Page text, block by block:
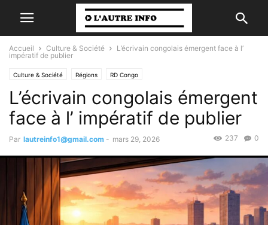
Accueil Culture & Société
L’écrivain congolais émergent face à l’
impératif de publier
Culture & Société Régions RD Congo
L’écrivain congolais émergent
face à l’ impératif de publier
Par lautreinfo1@gmail.com - mars 29, 2026 0
237